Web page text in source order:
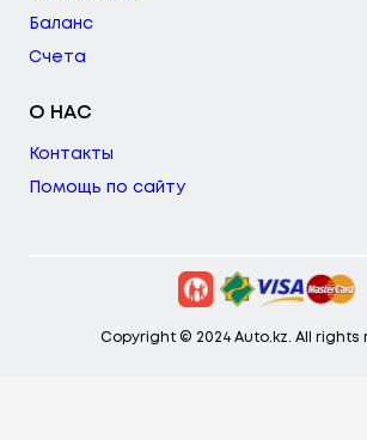
Баланс
Счета
О НАС
Контакты
Помощь по сайту
Copyright © 2024 Auto.kz. All rights